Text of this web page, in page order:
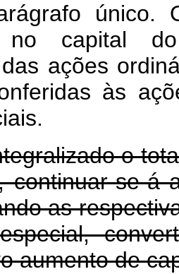
único. O
no capital
ações
às
o
continuar-se-
as
aumento de